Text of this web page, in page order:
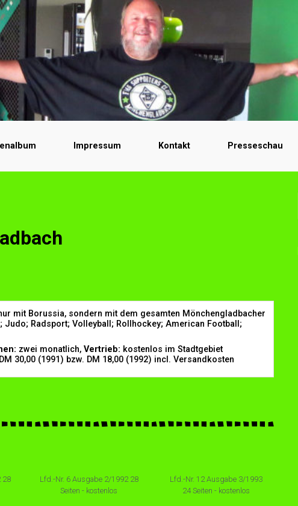
Impressum Kontakt Presseschau
mit Borussia, sondern mit dem gesamten Mönchengladbacher
Judo; Radsport; Volleyball; Rollhockey; American Football;
zwei monatlich, Vertrieb: kostenlos im Stadtgebiet
30,00 (1991) bzw. DM 18,00 (1992) incl. Versandkosten
28
Lfd.-Nr. 6 Ausgabe 2/1992 28
Seiten - kostenlos
Lfd.-Nr. 12 Ausgabe 3/1993
24 Seiten - kostenlos